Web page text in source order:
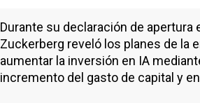
Durante su declaración de apertura
Zuckerberg reveló los planes de la
aumentar la inversión en IA
incremento del gasto de capital y